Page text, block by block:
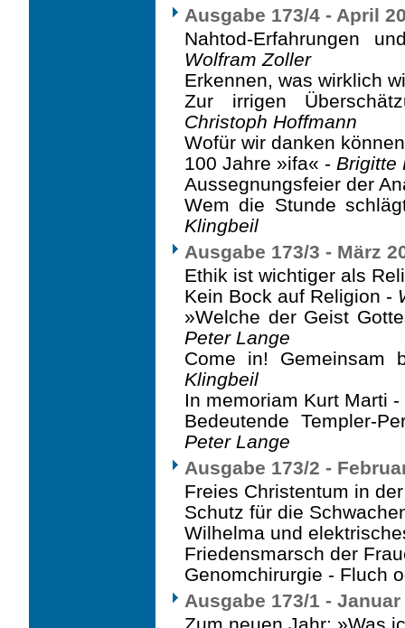
Ausgabe 173/4 - April
Nahtod-Erfahrungen
Wolfram Zoller
Erkennen, was wirklich
Zur irrigen
Christoph Hoffmann
Wofür wir danken
100 Jahre »ifa« - Brigitte
Aussegnungsfeier der
Wem die Stunde
Klingbeil
Ausgabe 173/3 - März
Ethik ist wichtiger als
Kein Bock auf Religion -
»Welche der Geist
Peter Lange
Come in!
Klingbeil
In memoriam Kurt Marti -
Bedeutende Templer-
Peter Lange
Ausgabe 173/2 -
Freies Christentum in
Schutz für die
Wilhelma und
Friedensmarsch der
Genomchirurgie - Fluch
Ausgabe 173/1 - Januar